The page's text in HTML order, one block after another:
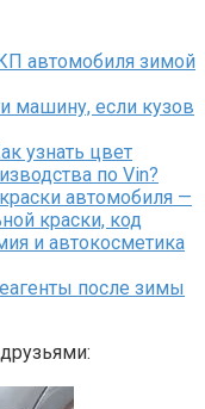
автомобиля зимой
машину, если кузов
узнать цвет
по Vin?
автомобиля —
краски, код
и автокосметика
после зимы